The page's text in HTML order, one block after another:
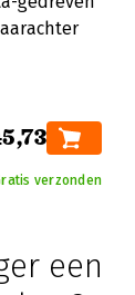
verzonden
een